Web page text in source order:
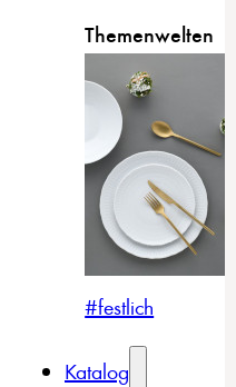
Themenwelten
#festlich
Katalog